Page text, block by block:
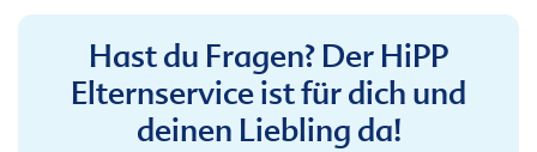
Hast du Fragen? Der HiPP
Elternservice ist für dich und
deinen Liebling da!